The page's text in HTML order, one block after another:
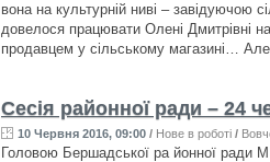
вона на культурній ниві – завідуючою
довелося працювати Олені Дмитрівні
продавцем у сільському магазині…
Сесія районної ради – 24
10 Червня 2016, 09:00 / Нове в роботі /
Головою Бершадської ра йонної ради